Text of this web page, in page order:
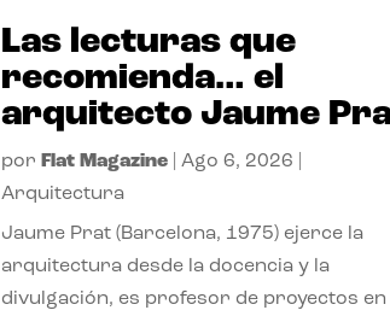
Las lecturas que
recomienda… el
arquitecto Jaume
por Flat Magazine |Ago 6, 2026
Arquitectura
Jaume Prat (Barcelona, 1975) ejerce la
arquitectura desde la docencia y la
divulgación, es profesor de proyectos en